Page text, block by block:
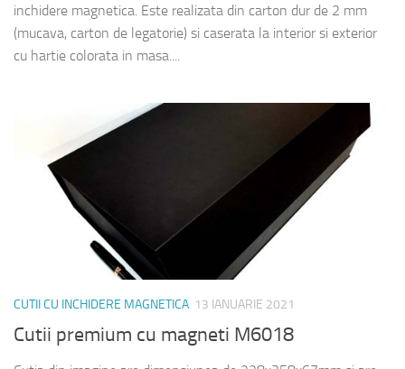
inchidere magnetica. Este realizata din carton dur de 2 mm
(mucava, carton de legatorie) si caserata la interior si exterior
cu hartie colorata in masa....
CUTII CU INCHIDERE MAGNETICA 13 IANUARIE 2021
Cutii premium cu magneti M6018